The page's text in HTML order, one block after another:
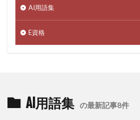
AI用語集
E資格
AI用語集 の最新記事8件